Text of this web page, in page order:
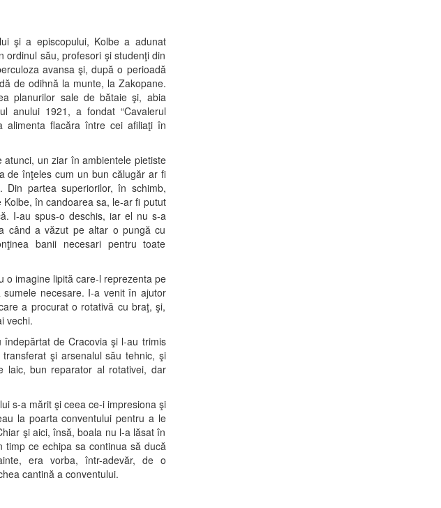
şi a episcopului, Kolbe a adunat
ordinul său, profesori şi studenţi din
avansa şi, după o perioadă
de odihnă la munte, la Zakopane.
planurilor sale de bătaie şi, abia
anului 1921, a fondat “Cavalerul
alimenta flacăra între cei afiliaţi în
un ziar în ambientele pietiste
de înţeles cum un bun călugăr ar fi
Din partea superiorilor, în schimb,
în candoarea sa, le-ar fi putut
I-au spus-o deschis, iar el nu s-a
când a văzut pe altar o pungă cu
banii necesari pentru toate
o imagine lipită care-l reprezenta pe
necesare. I-a venit în ajutor
a procurat o rotativă cu braţ, şi,
vechi.
de Cracovia şi l-au trimis
şi arsenalul său tehnic, şi
laic, bun reparator al rotativei, dar
s-a mărit şi ceea ce-i impresiona şi
la poarta conventului pentru a le
şi aici, însă, boala nu l-a lăsat în
ce echipa sa continua să ducă
era vorba, într-adevăr, de o
cantină a conventului.